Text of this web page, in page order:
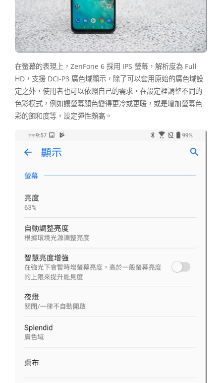
在螢幕的表現上，ZenFone 6 採用 IPS 螢幕，解析度為 Full
HD，支援 DCI-P3 廣色域顯示，除了可以套用原始的廣色域設
定之外，使用者也可以依照自己的需求，在設定裡調整不同的
色彩模式，例如讓螢幕顏色變得更冷或更暖，或是增加螢幕色
彩的飽和度等，設定彈性頗高。